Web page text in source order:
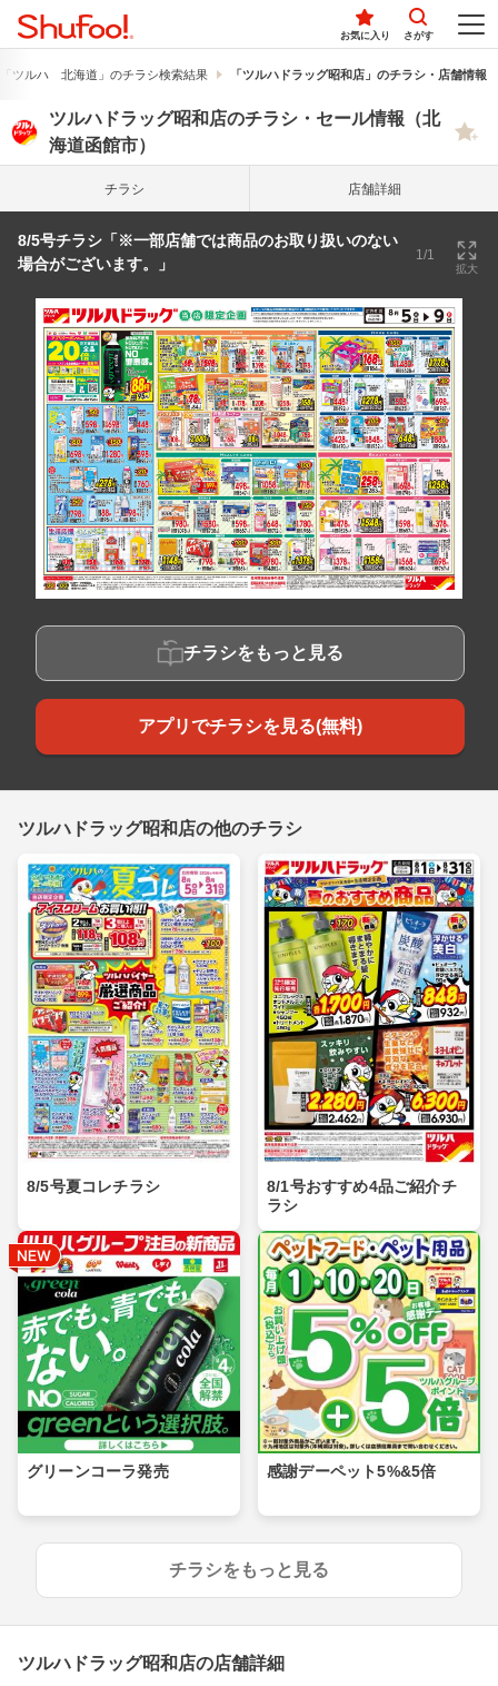
お気に入り さがす
「ツルハ 北海道」のチラシ検索結果 「ツルハドラッグ昭和店」のチラシ・店舗情報
ツルハドラッグ昭和店のチラシ・セール情報（北
海道函館市）
チラシ 店舗詳細
8/5号チラシ「※一部店舗では商品のお取り扱いのない
場合がございます。」
1/1
拡大
チラシをもっと見る
アプリでチラシを見る(無料)
ツルハドラッグ昭和店の他のチラシ
8/5号夏コレチラシ
8/1号おすすめ4品ご紹介チ
ラシ
グリーンコーラ発売 感謝デーペット5%&5倍
チラシをもっと見る
ツルハドラッグ昭和店の店舗詳細